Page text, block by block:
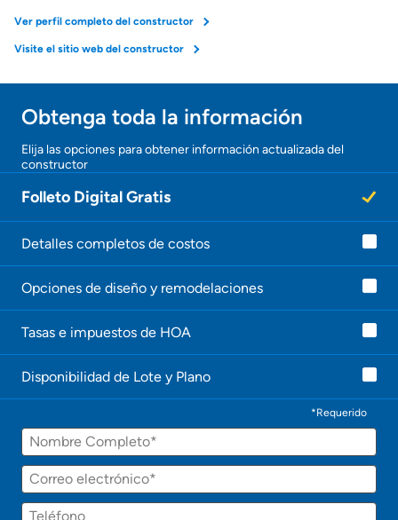
Ver perfil completo del constructor
Visite el sitio web del constructor
¡Gracias!
¡
n
e
e
c
t
r
á
r
Obtenga toda la información
Elija las opciones para obtener información actualizada del
constructor
Folleto Digital Gratis
Detalles completos de costos
Opciones de diseño y remodelaciones
Tasas e impuestos de HOA
Disponibilidad de Lote y Plano
*Requerido
Nombre
Correo
electrónico
Teléfono